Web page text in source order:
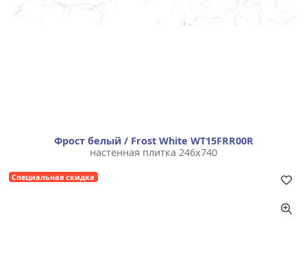
Фрост белый / Frost White WT15FRR00R
настенная плитка 246x740
Специальная скидка